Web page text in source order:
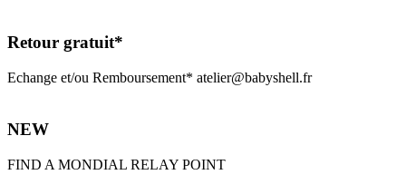
Retour gratuit*
Echange et/ou Remboursement* atelier@babyshell.fr
NEW
FIND A MONDIAL RELAY POINT